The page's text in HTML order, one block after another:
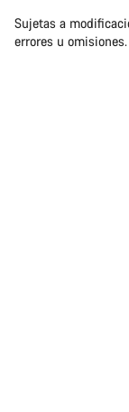
Sujetas a
errores u omisiones.